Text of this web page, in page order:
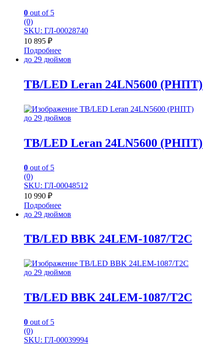
0 out of 5
(0)
SKU: ГЛ-00028740
10 895 ₽
Подробнее
до 29 дюймов
TB/LED Leran 24LN5600 (РНПТ)
до 29 дюймов
TB/LED Leran 24LN5600 (РНПТ)
0 out of 5
(0)
SKU: ГЛ-00048512
10 990 ₽
Подробнее
до 29 дюймов
TB/LED BBK 24LEM-1087/T2C
до 29 дюймов
TB/LED BBK 24LEM-1087/T2C
0 out of 5
(0)
SKU: ГЛ-00039994